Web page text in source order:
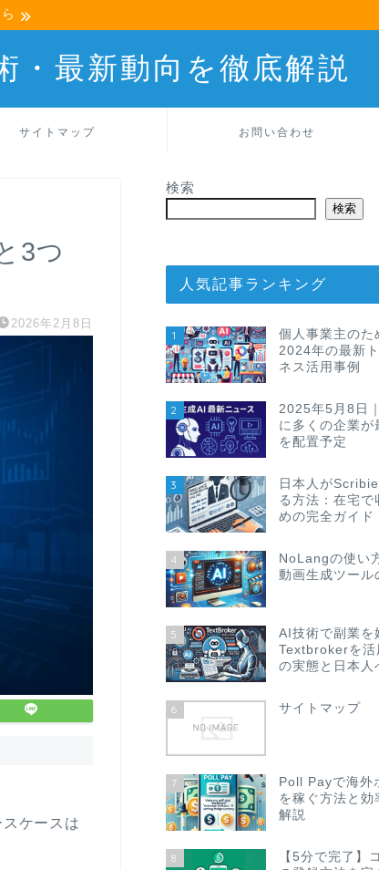
・最新動向を徹底解説
サイトマップ お問い合わせ
3つ
2026年2月8日
スケースは
検索
検索
人気記事ランキング
1
個人事業主のた
2024年の最新
ネス活用事例
2
2025年5月8日
に多くの企業が
を配置予定
3
日本人が
る方法：在宅で
めの完全ガイド
4
NoLangの使い
動画生成ツール
5
AI技術で副業を
Textbrokerを活
の実態と日本人
6 サイトマップ
7
Poll Payで海外
を稼ぐ方法と効
解説
8
【5分で完了】